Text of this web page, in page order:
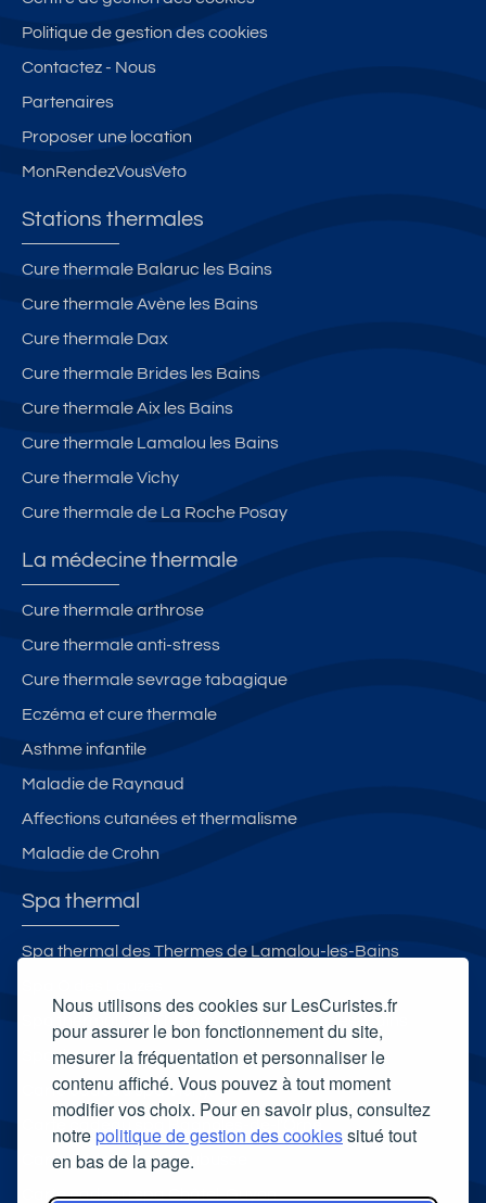
Nous utilisons des cookies sur LesCuristes.fr
pour assurer le bon fonctionnement du site,
mesurer la fréquentation et personnaliser le
contenu affiché. Vous pouvez à tout moment
modifier vos choix. Pour en savoir plus, consultez
notrepolitique de gestion des cookiessitué tout
en bas de la page.
Politique de gestion des cookies
Contactez - Nous
Partenaires
Proposer une location
MonRendezVousVeto
Stations thermales
Cure thermale Balaruc les Bains
Cure thermale Avène les Bains
Cure thermale Dax
Cure thermale Brides les Bains
Cure thermale Aix les Bains
Cure thermale Lamalou les Bains
Cure thermale Vichy
Cure thermale de La Roche Posay
La médecine thermale
Cure thermale arthrose
Cure thermale anti-stress
Cure thermale sevrage tabagique
Eczéma et cure thermale
Asthme infantile
Maladie de Raynaud
Affections cutanées et thermalisme
Maladie de Crohn
Spa thermal
Spa thermal des Thermes de Lamalou-les-Bains
Spa thermal Sensoria Rio
Carte cadeau spa Vichy
Carte cadeau spa Bagnoles-de-l'Orne
Carte cadeau spa Saubusse
Carte cadeau spa Châtel-Guyon